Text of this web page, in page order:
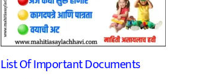
List Of Important Documents